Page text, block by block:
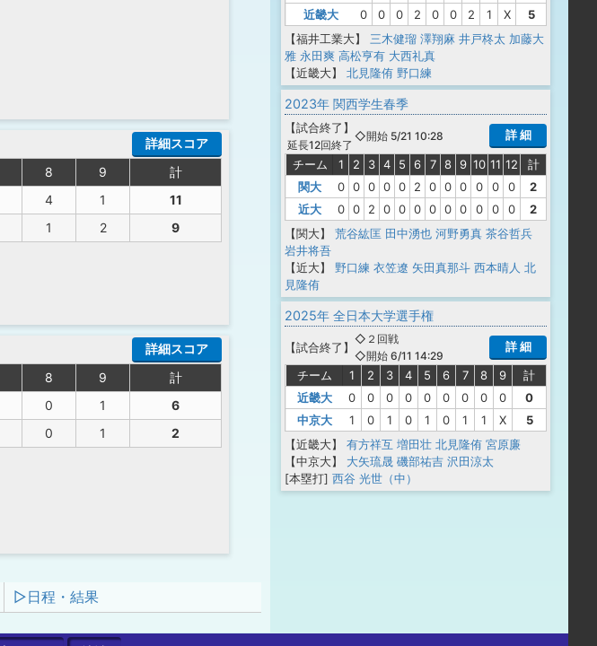
8 9
計
4 1
11
1 2 9
詳細スコア
8 9
計
0 1
6
0 1 2
詳細スコア
▷日程・結果
近畿大
0 0 0 2 0 0 2 1 X
5
【福井工業大】
三木健瑠 澤翔麻 井戸柊太 加藤大
雅 永田爽 高松亨有 大西礼真
【近畿大】
北見隆侑 野口練
2023年 関西学生春季
【試合終了 】
延長12回終了
◇開始 5/21 10:28 詳 細
チーム 1 2 3 4 5 6 7 8 9 10 11 12
計
関大
0 0 0 0 0 2 0 0 0 0 0 0
2
近大
0 0 2 0 0 0 0 0 0 0 0 0
2
【関大】
荒谷紘匡 田中湧也 河野勇真 茶谷哲兵
岩井将吾
【近大】
野口練 衣笠遼 矢田真那斗 西本晴人 北
見隆侑
2025年 全日本大学選手権
【試合終了 】
◇２回戦
◇開始 6/11 14:29
詳 細
チーム 1 2 3 4 5 6 7 8 9
計
近畿大
0 0 0 0 0 0 0 0 0
0
中京大
1 0 1 0 1 0 1 1 X
5
【近畿大】
有方祥互 増田壮 北見隆侑 宮原廉
【中京大】
大矢琉晟 磯部祐吉 沢田涼太
[本塁打] 西谷 光世（中）